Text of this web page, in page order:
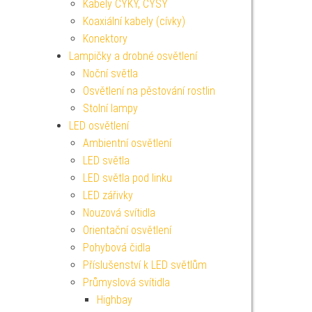
Kabely CYKY, CYSY
Koaxiální kabely (cívky)
Konektory
Lampičky a drobné osvětlení
Noční světla
Osvětlení na pěstování rostlin
Stolní lampy
LED osvětlení
Ambientní osvětlení
LED světla
LED světla pod linku
LED zářivky
Nouzová svítidla
Orientační osvětlení
Pohybová čidla
Příslušenství k LED světlům
Průmyslová svítidla
Highbay